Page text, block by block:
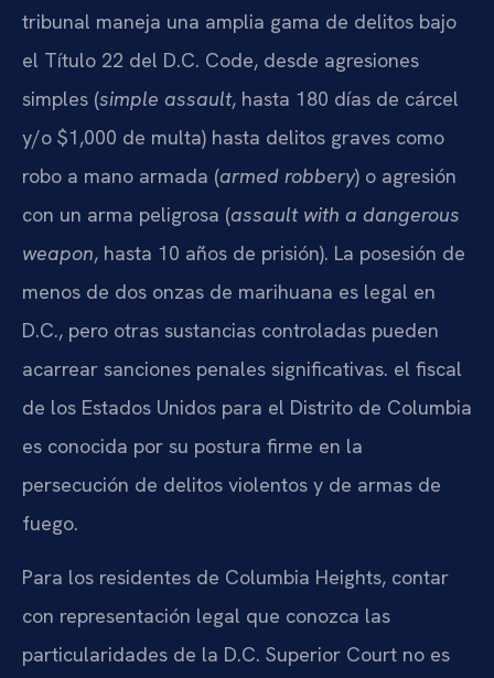
tribunal maneja una amplia gama de delitos bajo
el Título 22 del D.C. Code, desde agresiones
simples (simple assault, hasta 180 días de cárcel
y/o $1,000 de multa) hasta delitos graves como
robo a mano armada (armed robbery) o agresión
con un arma peligrosa (assault with a dangerous
weapon, hasta 10 años de prisión). La posesión de
menos de dos onzas de marihuana es legal en
D.C., pero otras sustancias controladas pueden
acarrear sanciones penales significativas. el fiscal
de los Estados Unidos para el Distrito de Columbia
es conocida por su postura firme en la
persecución de delitos violentos y de armas de
fuego.
Para los residentes de Columbia Heights, contar
con representación legal que conozca las
particularidades de la D.C. Superior Court no es